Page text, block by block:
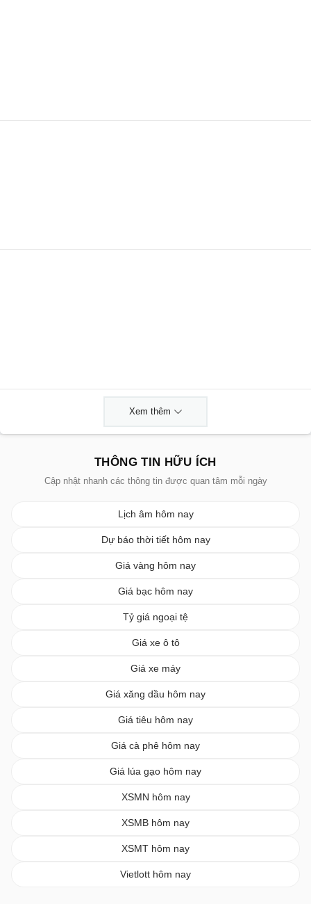
Xem thêm
THÔNG TIN HỮU ÍCH
Cập nhật nhanh các thông tin được quan tâm mỗi ngày
Lịch âm hôm nay
Dự báo thời tiết hôm nay
Giá vàng hôm nay
Giá bạc hôm nay
Tỷ giá ngoại tệ
Giá xe ô tô
Giá xe máy
Giá xăng dầu hôm nay
Giá tiêu hôm nay
Giá cà phê hôm nay
Giá lúa gạo hôm nay
XSMN hôm nay
XSMB hôm nay
XSMT hôm nay
Vietlott hôm nay